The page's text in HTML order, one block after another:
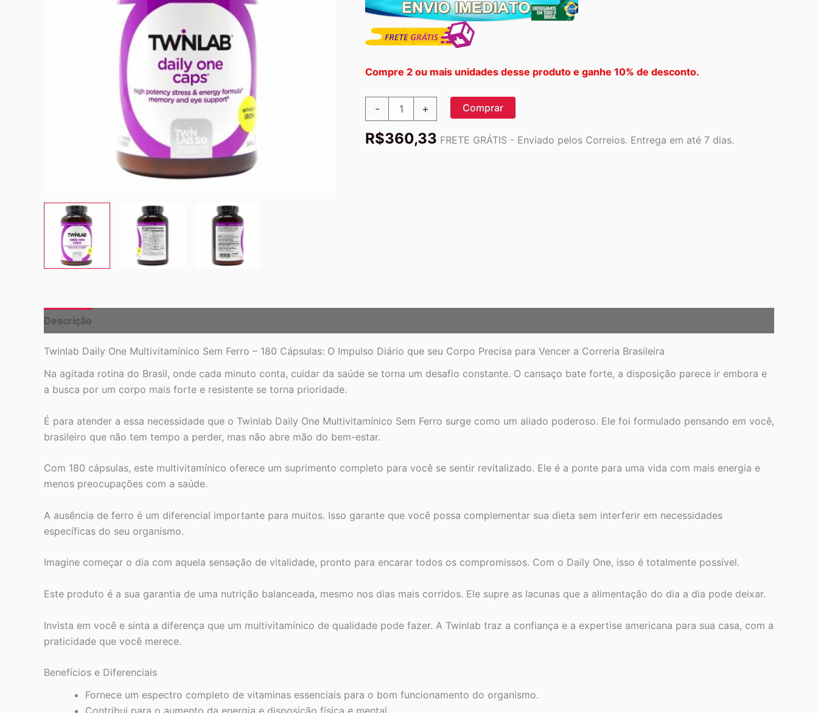
Compre 2 ou mais unidades desse produto e ganhe 10% de desconto.
-
Multivitamínico
quantidade
+ Comprar
R$360,33 FRETE GRÁTIS - Enviado pelos Correios. Entrega em até 7 dias.
Descrição
Twinlab Daily One Multivitamínico Sem Ferro – 180 Cápsulas: O Impulso Diário que seu Corpo Precisa para Vencer a Correria Brasileira
Na agitada rotina do Brasil, onde cada minuto conta, cuidar da saúde se torna um desafio constante. O cansaço bate forte, a disposição parece ir embora e
a busca por um corpo mais forte e resistente se torna prioridade.
É para atender a essa necessidade que o Twinlab Daily One Multivitamínico Sem Ferro surge como um aliado poderoso. Ele foi formulado pensando em você,
brasileiro que não tem tempo a perder, mas não abre mão do bem-estar.
Com 180 cápsulas, este multivitamínico oferece um suprimento completo para você se sentir revitalizado. Ele é a ponte para uma vida com mais energia e
menos preocupações com a saúde.
A ausência de ferro é um diferencial importante para muitos. Isso garante que você possa complementar sua dieta sem interferir em necessidades
específicas do seu organismo.
Imagine começar o dia com aquela sensação de vitalidade, pronto para encarar todos os compromissos. Com o Daily One, isso é totalmente possível.
Este produto é a sua garantia de uma nutrição balanceada, mesmo nos dias mais corridos. Ele supre as lacunas que a alimentação do dia a dia pode deixar.
Invista em você e sinta a diferença que um multivitamínico de qualidade pode fazer. A Twinlab traz a confiança e a expertise americana para sua casa, com a
praticidade que você merece.
Benefícios e Diferenciais
Fornece um espectro completo de vitaminas essenciais para o bom funcionamento do organismo.